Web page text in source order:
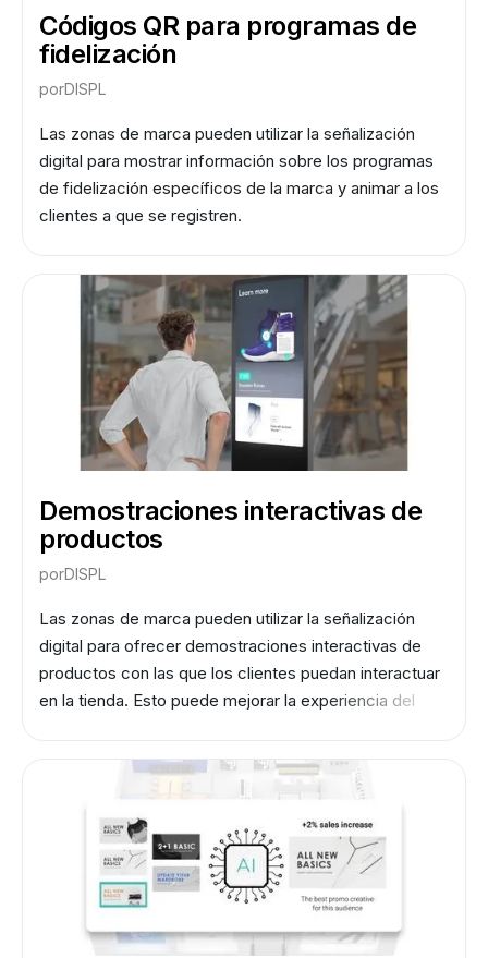
Códigos QR para programas de
fidelización
porDISPL
Las zonas de marca pueden utilizar la señalización
digital para mostrar información sobre los programas
de fidelización específicos de la marca y animar a los
clientes a que se registren.
Demostraciones interactivas de
productos
porDISPL
Las zonas de marca pueden utilizar la señalización
digital para ofrecer demostraciones interactivas de
productos con las que los clientes puedan interactuar
en la tienda. Esto puede mejorar la experiencia del
de los productos y aumentar la probabilidad de
realizar una compra.